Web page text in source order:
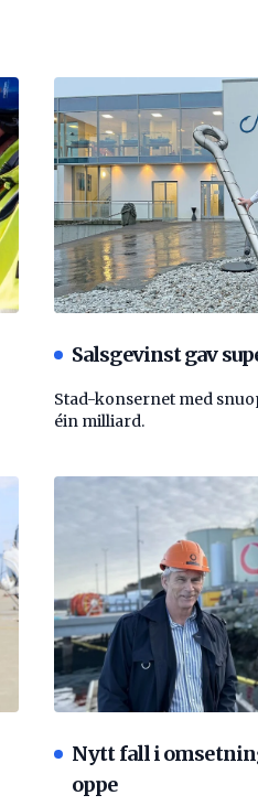
Salsgevinst gav
Stad-konsernet med
éin milliard.
Nytt fall i
oppe